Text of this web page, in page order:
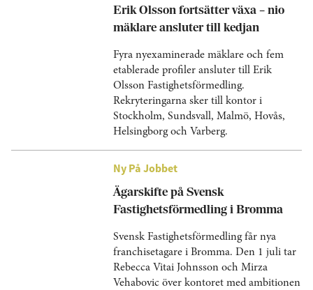
Erik Olsson fortsätter växa – nio
mäklare ansluter till kedjan
Fyra nyexaminerade mäklare och fem
etablerade profiler ansluter till Erik
Olsson Fastighetsförmedling.
Rekryteringarna sker till kontor i
Stockholm, Sundsvall, Malmö, Hovås,
Helsingborg och Varberg.
Ny På Jobbet
Ägarskifte på Svensk
Fastighetsförmedling i Bromma
Svensk Fastighetsförmedling får nya
franchisetagare i Bromma. Den 1 juli tar
Rebecca Vitai Johnsson och Mirza
Vehabovic över kontoret med ambitionen